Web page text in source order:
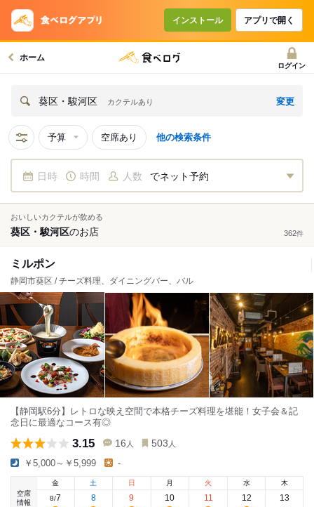
インストール アプリで開く
ホーム
ログイン
葵区・駿河区 カクテルあり 変更
予算 空席あり 他の検索条件
日時 時間 人数 でネット予約
おいしいカクテルが飲める
葵区・駿河区のお店 362件
ミルポン
静岡市葵区 / チーズ料理、ダイニングバー、バル
【静岡駅6分】レトロな映え空間で本格チーズ料理を堪能！女子会＆記
念日に最適なコース有◎
3.15 16 人 503 人
￥5,000～￥5,999 -
空席
情報
金
8/7
土
8
日
9
月
10
火
11
水
12
木
13